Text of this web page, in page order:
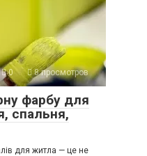
0 8 просмотров
фарбу для
спальня,
для житла — це не